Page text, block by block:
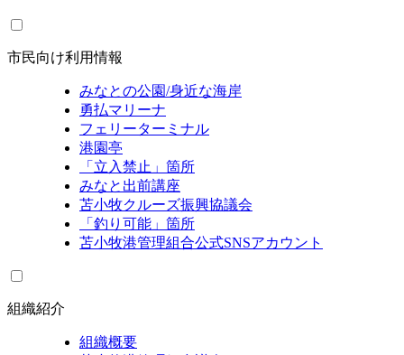
市民向け利用情報
みなとの公園/身近な海岸
勇払マリーナ
フェリーターミナル
港園亭
「立入禁止」箇所
みなと出前講座
苫小牧クルーズ振興協議会
「釣り可能」箇所
苫小牧港管理組合公式SNSアカウント
組織紹介
組織概要